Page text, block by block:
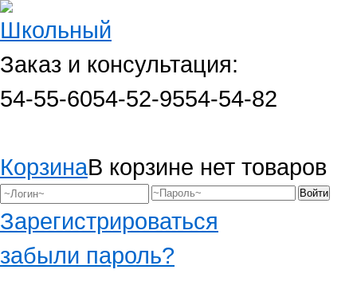
Заказ и консультация:
54-55-6054-52-9554-54-82
КорзинаВ корзине нет товаров
Зарегистрироваться
забыли пароль?